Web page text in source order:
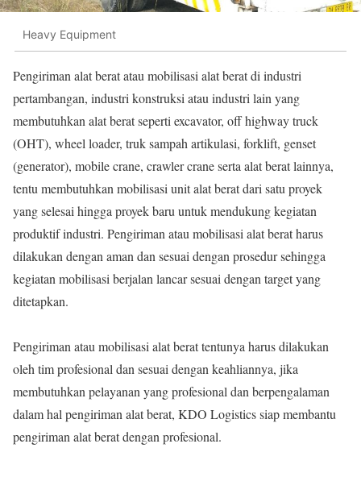
Heavy Equipment
Pengiriman alat berat atau mobilisasi alat berat di industri
pertambangan, industri konstruksi atau industri lain yang
membutuhkan alat berat seperti excavator, off highway truck
(OHT), wheel loader, truk sampah artikulasi, forklift, genset
(generator), mobile crane, crawler crane serta alat berat lainnya,
tentu membutuhkan mobilisasi unit alat berat dari satu proyek
yang selesai hingga proyek baru untuk mendukung kegiatan
produktif industri. Pengiriman atau mobilisasi alat berat harus
dilakukan dengan aman dan sesuai dengan prosedur sehingga
kegiatan mobilisasi berjalan lancar sesuai dengan target yang
ditetapkan.
Pengiriman atau mobilisasi alat berat tentunya harus dilakukan
oleh tim profesional dan sesuai dengan keahliannya, jika
membutuhkan pelayanan yang profesional dan berpengalaman
dalam hal pengiriman alat berat, KDO Logistics siap membantu
pengiriman alat berat dengan profesional.